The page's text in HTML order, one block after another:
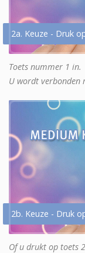
2a. Keuze - Druk
Toets nummer 1 in.
U wordt verbonden
2b. Keuze - Druk
Of u drukt op toets